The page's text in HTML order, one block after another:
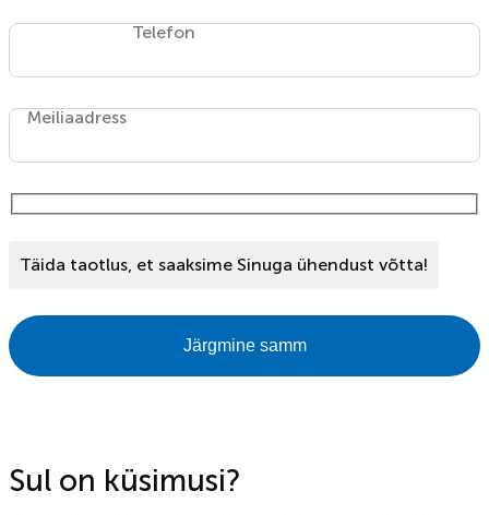
Telefon
Meiliaadress
Täida taotlus, et saaksime Sinuga ühendust võtta!
Järgmine samm
Sul on küsimusi?